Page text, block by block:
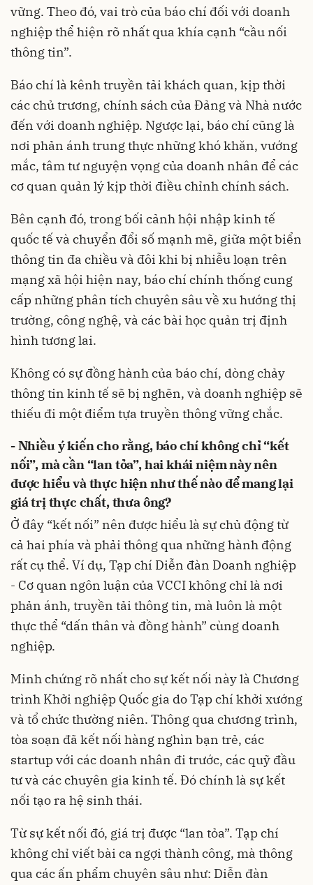
vững. Theo đó, vai trò của báo chí đối với doanh
nghiệp thể hiện rõ nhất qua khía cạnh “cầu nối
thông tin”.
Báo chí là kênh truyền tải khách quan, kịp thời
các chủ trương, chính sách của Đảng và Nhà nước
đến với doanh nghiệp. Ngược lại, báo chí cũng là
nơi phản ánh trung thực những khó khăn, vướng
mắc, tâm tư nguyện vọng của doanh nhân để các
cơ quan quản lý kịp thời điều chỉnh chính sách.
Bên cạnh đó, trong bối cảnh hội nhập kinh tế
quốc tế và chuyển đổi số mạnh mẽ, giữa một biển
thông tin đa chiều và đôi khi bị nhiễu loạn trên
mạng xã hội hiện nay, báo chí chính thống cung
cấp những phân tích chuyên sâu về xu hướng thị
trường, công nghệ, và các bài học quản trị định
hình tương lai.
Không có sự đồng hành của báo chí, dòng chảy
thông tin kinh tế sẽ bị nghẽn, và doanh nghiệp sẽ
thiếu đi một điểm tựa truyền thông vững chắc.
- Nhiều ý kiến cho rằng, báo chí không chỉ “kết
nối”, mà cần “lan tỏa”, hai khái niệm này nên
được hiểu và thực hiện như thế nào để mang lại
giá trị thực chất, thưa ông?
Ở đây “kết nối” nên được hiểu là sự chủ động từ
cả hai phía và phải thông qua những hành động
rất cụ thể. Ví dụ, Tạp chí Diễn đàn Doanh nghiệp
- Cơ quan ngôn luận của VCCI không chỉ là nơi
phản ánh, truyền tải thông tin, mà luôn là một
thực thể “dấn thân và đồng hành” cùng doanh
nghiệp.
Minh chứng rõ nhất cho sự kết nối này là Chương
trình Khởi nghiệp Quốc gia do Tạp chí khởi xướng
và tổ chức thường niên. Thông qua chương trình,
tòa soạn đã kết nối hàng nghìn bạn trẻ, các
startup với các doanh nhân đi trước, các quỹ đầu
tư và các chuyên gia kinh tế. Đó chính là sự kết
nối tạo ra hệ sinh thái.
Từ sự kết nối đó, giá trị được “lan tỏa”. Tạp chí
không chỉ viết bài ca ngợi thành công, mà thông
qua các ấn phẩm chuyên sâu như: Diễn đàn